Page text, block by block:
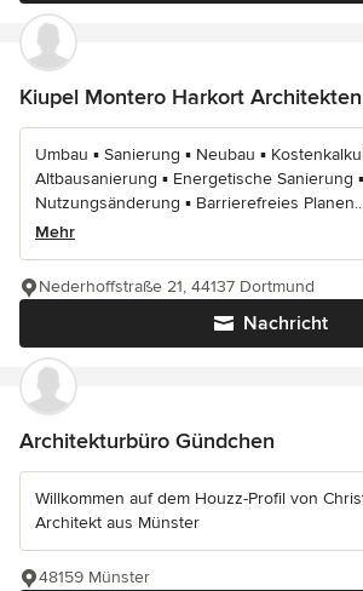
Kiupel Montero Harkort Architekten
Umbau ▪ Sanierung ▪ Neubau ▪
Altbausanierung ▪ Energetische Sanierung ▪
Nutzungsänderung ▪ Barrierefreies
Mehr
Nachricht
Nederhoffstraße 21, 44137 Dortmund
Architekturbüro Gündchen
Willkommen auf dem Houzz-Profil von
Architekt aus Münster
48159 Münster